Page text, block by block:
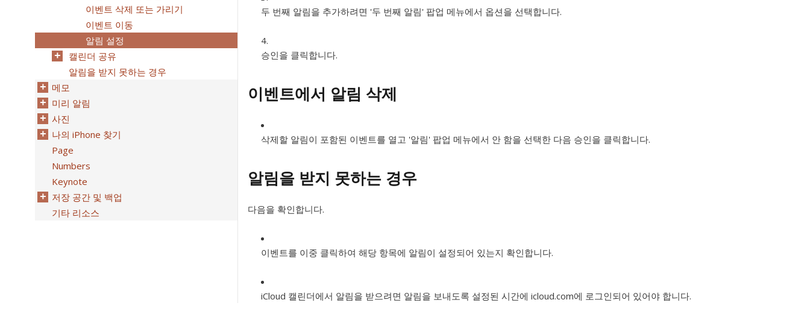
두 번째 알림을 추가하려면 '두 번째 알림' 팝업 메뉴에서 옵션을 선택합니다.
승인을 클릭합니다.
이벤트에서 알림 삭제
삭제할 알림이 포함된 이벤트를 열고 '알림' 팝업 메뉴에서 안 함을 선택한 다음 승인을 클릭합니다.
알림을 받지 못하는 경우
다음을 확인합니다.
이벤트를 이중 클릭하여 해당 항목에 알림이 설정되어 있는지 확인합니다.
iCloud 캘린더에서 알림을 받으려면 알림을 보내도록 설정된 시간에 icloud.com에 로그인되어 있어야 합니다.
이벤트 삭제 또는 가리기
이벤트 이동
알림 설정
캘린더 공유
알림을 받지 못하는 경우
메모
미리 알림
사진
나의 iPhone 찾기
Page
Numbers
Keynote
저장 공간 및 백업
기타 리소스